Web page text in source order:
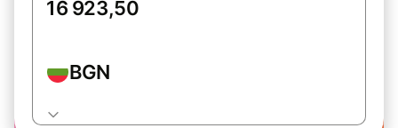
BGN